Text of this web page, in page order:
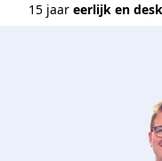
15 jaar eerlijk en